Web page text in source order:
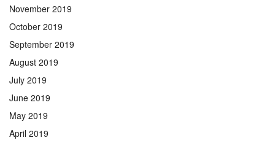
November 2019
October 2019
September 2019
August 2019
July 2019
June 2019
May 2019
April 2019